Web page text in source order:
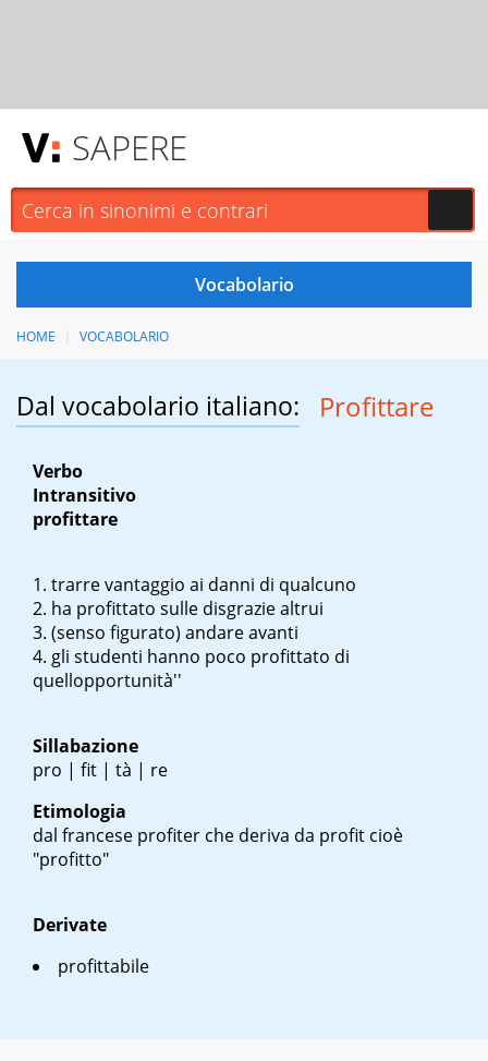
SAPERE
HOME VOCABOLARIO
Dal vocabolario italiano: Profittare
Verbo
Intransitivo
profittare
trarre vantaggio ai danni di qualcuno
ha profittato sulle disgrazie altrui
(senso figurato) andare avanti
gli studenti hanno poco profittato di
quellopportunità''
Sillabazione
pro | fit | tà | re
Etimologia
dal francese profiter che deriva da profit cioè
"profitto"
Derivate
profittabile